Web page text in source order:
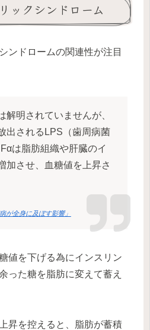
ックシンドローム
ンドロームの関連性が注目
解明されていませんが、
出されるLPS（歯周病菌
は脂肪組織や肝臓のイ
加させ、血糖値を上昇さ
が全身に及ぼす影響」
値を下げる為にインスリン
った糖を脂肪に変えて蓄え
昇を控えると、脂肪が蓄積